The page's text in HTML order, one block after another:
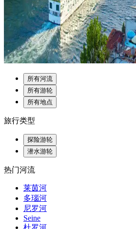
所有河流
所有游轮
所有地点
旅行类型
探险游轮
潜水游轮
热门河流
莱茵河
多瑙河
尼罗河
Seine
杜罗河